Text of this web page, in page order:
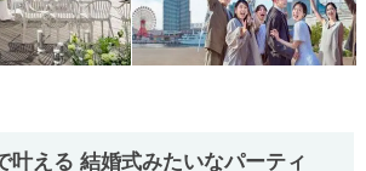
叶える 結婚式みたいなパーティ